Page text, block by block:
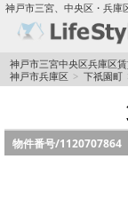
神戸市三宮、中央区・兵庫
TOPページ
神戸の単身向け
新築物件
神戸市三宮中央区兵庫区
神戸市兵庫区
下祇園町
物件番号/1120707864